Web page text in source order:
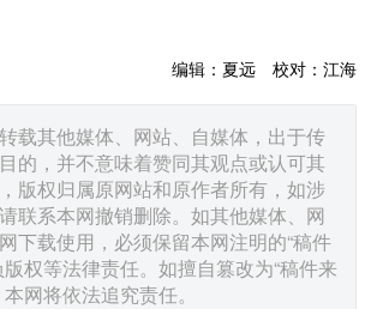
编辑：夏远 校对：江海
载其他媒体、网站、自媒体，出于传
的，并不意味着赞同其观点或认可其
版权归属原网站和原作者所有，如涉
联系本网撤销删除。如其他媒体、网
下载使用，必须保留本网注明的“稿件
版权等法律责任。如擅自篡改为“稿件来
网将依法追究责任。